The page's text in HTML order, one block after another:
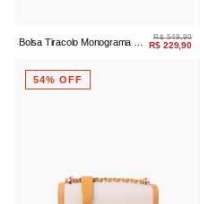
Bolsa Tiracolo Monograma Off
R$ 549,90
R$ 229,90
54% OFF